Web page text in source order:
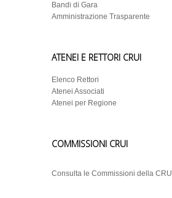
Bandi di Gara
Amministrazione Trasparente
ATENEI E RETTORI CRUI
Elenco Rettori
Atenei Associati
Atenei per Regione
COMMISSIONI CRUI
Consulta le Commissioni della CRUI